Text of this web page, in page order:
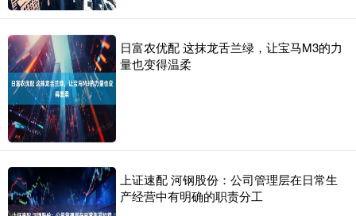
日富农优配 这抹龙舌兰绿，让宝马M3的力
量也变得温柔
上证速配 河钢股份：公司管理层在日常生
产经营中有明确的职责分工